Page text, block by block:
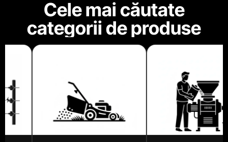
Cele mai căutate
categorii de produse